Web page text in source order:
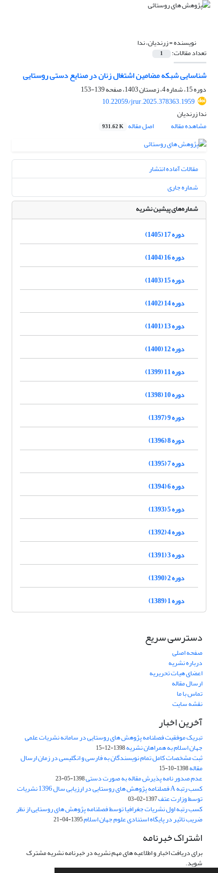
نویسنده =زرندیان، ندا
تعداد مقالات: 1
شناسایی شبکه مضامین اشتغال زنان در صنایع دستی روستایی
دوره 15، شماره 4، زمستان 1403، صفحه
139-153
10.22059/jrur.2025.378363.1959
ندا زرندیان
مشاهده مقاله
اصل مقاله 931.62 K
مقالات آماده انتشار
شماره جاری
شماره‌های پیشین نشریه
دوره 17 (1405)
دوره 16 (1404)
دوره 15 (1403)
دوره 14 (1402)
دوره 13 (1401)
دوره 12 (1400)
دوره 11 (1399)
دوره 10 (1398)
دوره 9 (1397)
دوره 8 (1396)
دوره 7 (1395)
دوره 6 (1394)
دوره 5 (1393)
دوره 4 (1392)
دوره 3 (1391)
دوره 2 (1390)
دوره 1 (1389)
دسترسی سریع
صفحه اصلی
درباره نشریه
اعضای هیات تحریریه
ارسال مقاله
تماس با ما
نقشه سایت
آخرین اخبار
تبریک موفقیت فصلنامه پژوهش های روستایی در سامانه نشریات علمی
جهان اسلام به همراهان نشریه1398-12-15
ثبت مشخصات کامل تمام نویسندگان به فارسی و انگلیسی در زمان ارسال
مقاله1398-10-15
عدم صدور نامه پذیرش مقاله به صورت دستی1398-05-23
کسب رتبه A فصلنامه پژوهش های روستایی در ارزیابی سال 1396 نشریات
توسط وزارت عتف1397-02-03
کسب رتبه اول نشریات جغرافیا توسط فصلنامه پژوهش های روستایی از نظر
ضریب تاثیر در پایگاه استنادی علوم جهان اسلام1395-04-21
اشتراک خبرنامه
برای دریافت اخبار و اطلاعیه های مهم نشریه در خبرنامه نشریه مشترک
شوید.